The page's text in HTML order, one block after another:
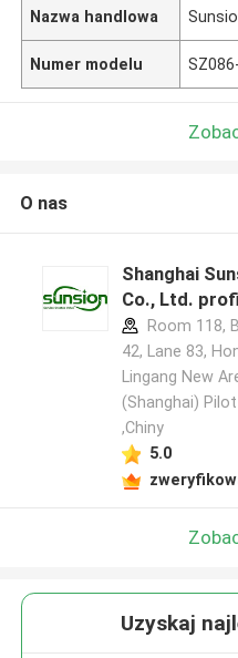
Nazwa handlowa
Numer modelu
O nas
Shanghai
Co., Ltd.
Room 118,
42, Lane 83,
Lingang New
(Shanghai)
,Chiny
5.0
Uzyskaj